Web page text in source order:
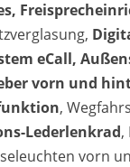
eCall,
vorn und
,
Lederlenkrad,
vorn